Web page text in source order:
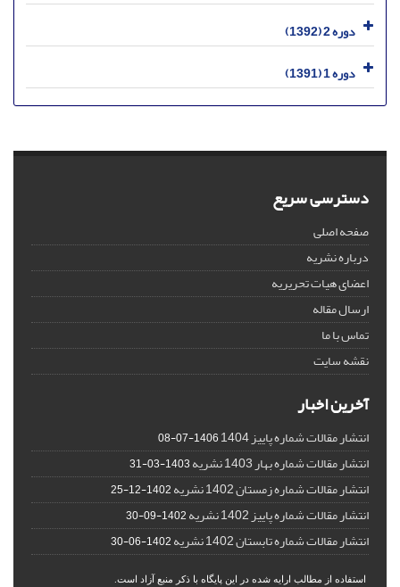
دوره 2 (1392)
دوره 1 (1391)
دسترسی سریع
صفحه اصلی
درباره نشریه
اعضای هیات تحریریه
ارسال مقاله
تماس با ما
نقشه سایت
آخرین اخبار
انتشار مقالات شماره پاییز 1404 1406-07-08
انتشار مقالات شماره بهار 1403 نشریه 1403-03-31
انتشار مقالات شماره زمستان 1402 نشریه 1402-12-25
انتشار مقالات شماره پاییز 1402 نشریه 1402-09-30
انتشار مقالات شماره تابستان 1402 نشریه 1402-06-30
استفاده از مطالب ارایه شده در این پایگاه با ذکر منبع آزاد است.